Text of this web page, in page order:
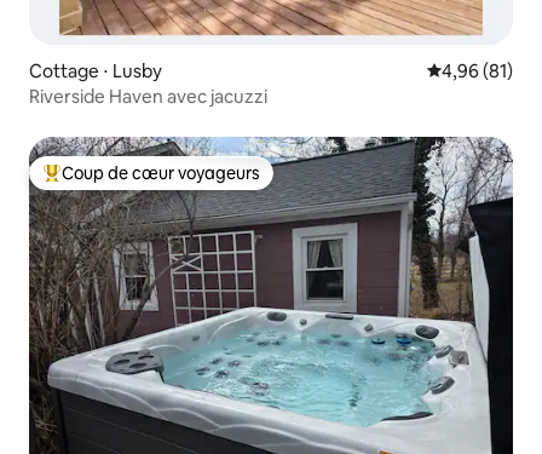
Cottage ⋅ Lusby Évaluation
4,96 (81)
Riverside Haven avec jacuzzi
Coups de cœur voyageurs les plus appréciés
Coup de cœur voyageurs